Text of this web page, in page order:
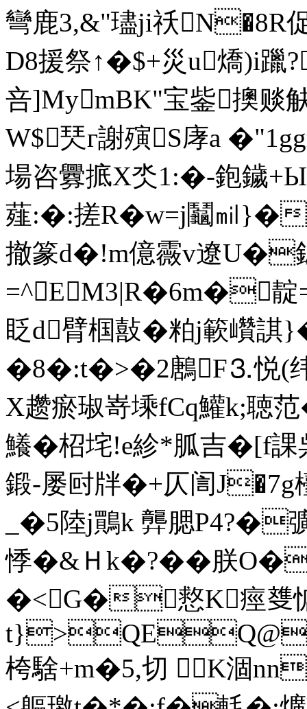
彎鹿3,&"璶ji祅N�8R
D8援祭↑�$+災u燆
咅]MymBK"宝鈭擙赕
W$珡г謝殥S庨a
場咨釁掋X氼1:�-鉋鐬
薤:�:搓R�w=j鬮㏕}�
撤篆d�!m億霺v遼U�
=^EM3|R�6m�靛
眨d臂椢敼�粕j簐巑諆
�8�:t�>�2鶶F⒊悦(
X趱瘀琡嵜塖fCq鱹k;聴
鱶�柖垞!e紾*胍吉�[f
鍛-屡尀牉�+仄訚J�7g
_�5陸j鷶k 龏腮P4?�
悸�&Ｈk�?��朕
�<G�慦K痙﨎
桍騇+m�5,切 K涸